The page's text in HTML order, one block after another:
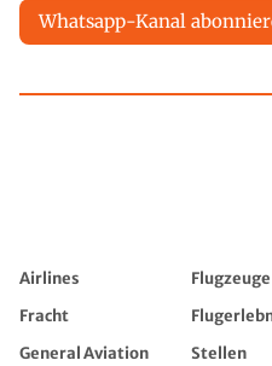
Whatsapp-Kanal
Airlines Flugzeuge
Fracht
General Aviation
Stellen